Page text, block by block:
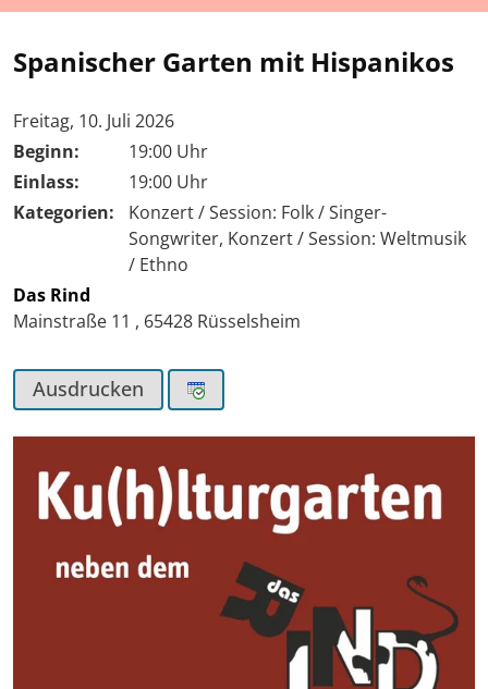
Spanischer Garten mit Hispanikos
Tag der Veranstaltung:
Freitag, 10. Juli 2026
Beginn:
19:00 Uhr
Einlass:
19:00 Uhr
Kategorien:
Konzert / Session: Folk / Singer-
Songwriter, Konzert / Session: Weltmusik
/ Ethno
Das Rind
Mainstraße 11 , 65428 Rüsselsheim
Ausdrucken